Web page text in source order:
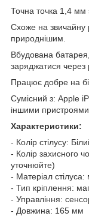
Точна точка 1,4 мм
Схоже на звичайну
природнішим.
Вбудована
заряджатися
Працює добре на
Сумісний з: Apple
іншими пристроями.
Характеристики:
- Колір стілусу:
- Колір захисного
уточнюйте)
- Матеріал стілуса:
- Тип кріплення:
- Управління:
- Довжина: 165 мм